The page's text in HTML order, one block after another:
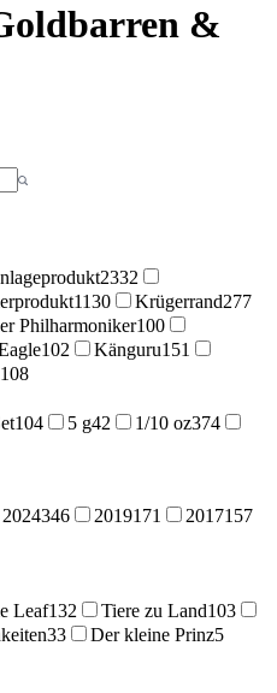
&
2332
1130 Krügerrand277
Philharmoniker100
102 Känguru151
108
104 5 g42 1/10 oz374
2024346 2019171 2017157
Leaf132 Tiere zu Land103
33 Der kleine Prinz5